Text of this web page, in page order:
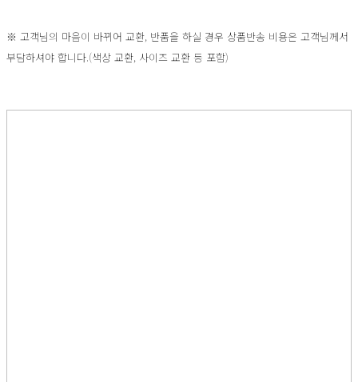
※ 고객님의 마음이 바뀌어 교환, 반품을 하실 경우 상품반송 비용은 고객님께서
부담하셔야 합니다.(색상 교환, 사이즈 교환 등 포함)